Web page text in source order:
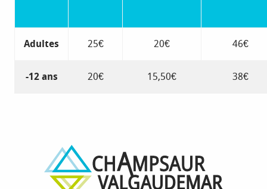
Adultes 25€ 20€ 46€
-12 ans 20€ 15,50€ 38€